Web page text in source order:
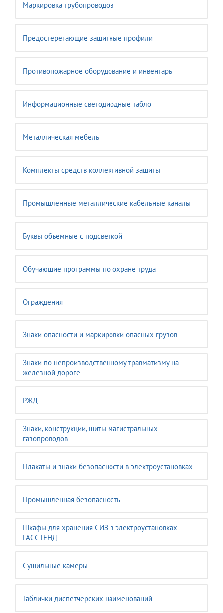
Маркировка трубопроводов
Предостерегающие защитные профили
Противопожарное оборудование и инвентарь
Информационные светодиодные табло
Металлическая мебель
Комплекты средств коллективной защиты
Промышленные металлические кабельные каналы
Буквы объёмные с подсветкой
Обучающие программы по охране труда
Ограждения
Знаки опасности и маркировки опасных грузов
Знаки по непроизводственному травматизму на
железной дороге
РЖД
Знаки, конструкции, щиты магистральных
газопроводов
Плакаты и знаки безопасности в электроустановках
Промышленная безопасность
Шкафы для хранения СИЗ в электроустановках
ГАССТЕНД
Сушильные камеры
Таблички диспетчерских наименований